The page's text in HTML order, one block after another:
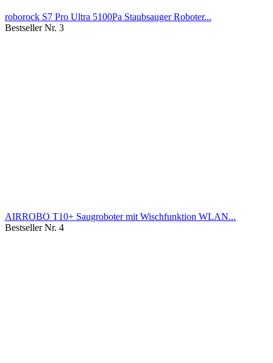
roborock S7 Pro Ultra 5100Pa Staubsauger Roboter...
Bestseller Nr. 3
AIRROBO T10+ Saugroboter mit Wischfunktion WLAN...
Bestseller Nr. 4